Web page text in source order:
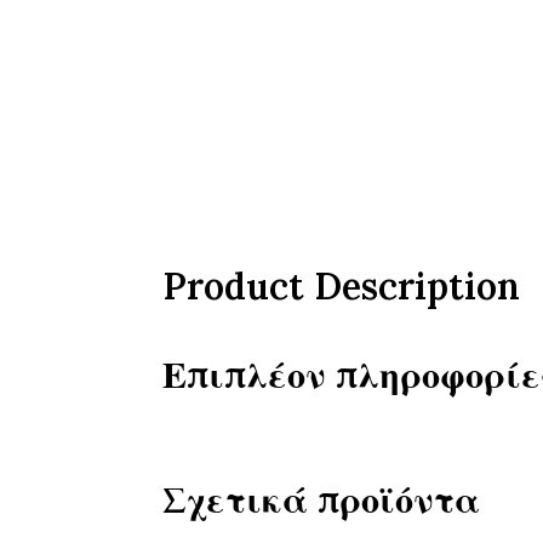
Product Description
Επιπλέον
Σχετικά προϊόντα